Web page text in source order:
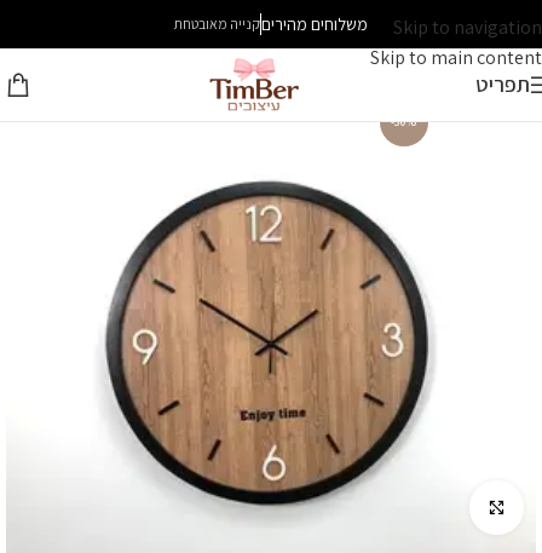
Skip to navigation
Skip to main content
משלוחים מהיריםקנייה מאובטחת
תפריט
-30%